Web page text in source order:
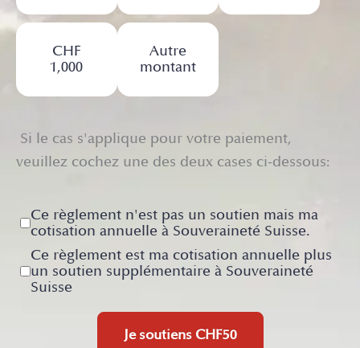
CHF
1,000
Autre
montant
Si le cas s'applique pour votre paiement,
veuillez cochez une des deux cases ci-dessous:
Ce règlement n'est pas un soutien mais ma
cotisation annuelle à Souveraineté Suisse.
Ce règlement est ma cotisation annuelle plus
un soutien supplémentaire à Souveraineté
Suisse
Je soutiens CHF50